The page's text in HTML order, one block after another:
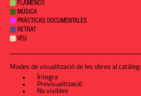
FLAMENCO
MÚSICA
PRÁCTICAS DOCUMENTALES
RETRAT
VEU
Modes de visualització de les obres al catàleg:
Íntegra
Previsualització
No visibles